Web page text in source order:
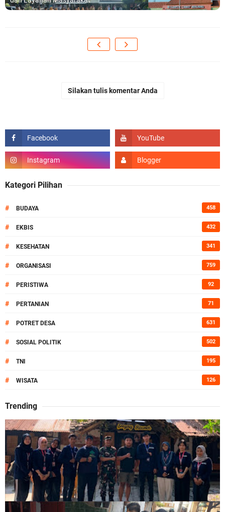
Silakan tulis komentar Anda
Kategori Pilihan
# BUDAYA 458
# EKBIS 432
# KESEHATAN 341
# ORGANISASI 759
# PERISTIWA 92
# PERTANIAN 71
# POTRET DESA 631
# SOSIAL POLITIK 502
# TNI 195
# WISATA 126
Trending